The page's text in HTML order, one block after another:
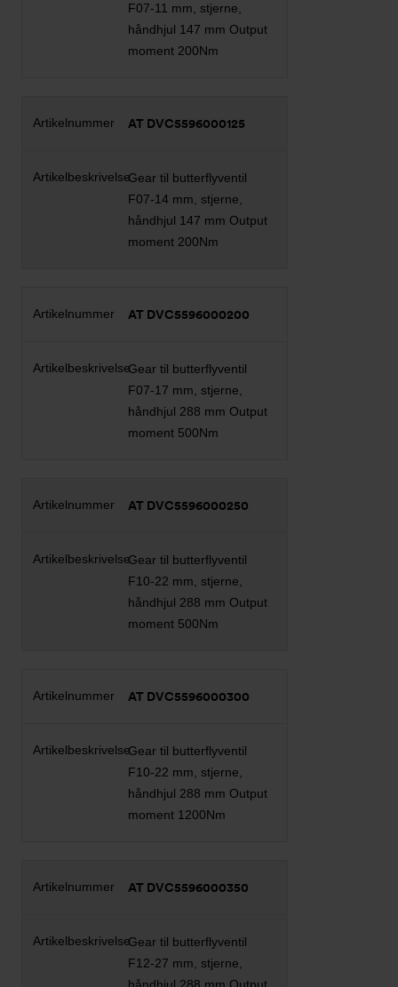
F07-11 mm, stjerne,
håndhjul 147 mm Output
moment 200Nm
AT DVC5596000125
Gear til butterflyventil
F07-14 mm, stjerne,
håndhjul 147 mm Output
moment 200Nm
AT DVC5596000200
Gear til butterflyventil
F07-17 mm, stjerne,
håndhjul 288 mm Output
moment 500Nm
AT DVC5596000250
Gear til butterflyventil
F10-22 mm, stjerne,
håndhjul 288 mm Output
moment 500Nm
AT DVC5596000300
Gear til butterflyventil
F10-22 mm, stjerne,
håndhjul 288 mm Output
moment 1200Nm
AT DVC5596000350
Gear til butterflyventil
F12-27 mm, stjerne,